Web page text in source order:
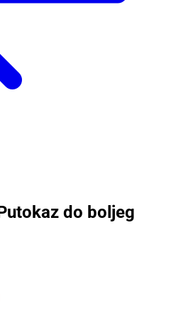
do boljeg